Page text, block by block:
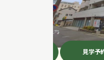
見学予